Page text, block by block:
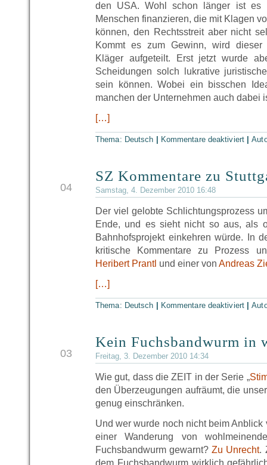
den USA. Wohl schon länger ist es
Menschen finanzieren, die mit Klagen
können, den Rechtsstreit aber nicht
Kommt es zum Gewinn, wird dieser
Kläger aufgeteilt. Erst jetzt wurde
Scheidungen solch lukrative
sein können. Wobei ein bisschen
manchen der Unternehmen auch dabei
[…]
Thema: Deutsch Kommentare deaktiviert|
04
SZ Kommentare zu
Samstag, 4. Dezember 2010 16:48
Der viel gelobte Schlichtungsprozess
Ende, und es sieht nicht so aus, als
Bahnhofsprojekt einkehren würde. In
kritische Kommentare zu Prozess
Heribert Prantl und einer von Andreas
[…]
Thema: Deutsch Kommentare deaktiviert|
03
Kein Fuchsbandwurm in
Freitag, 3. Dezember 2010 14:34
Wie gut, dass die ZEIT in der Serie „
den Überzeugungen aufräumt, die
genug einschränken.
Und wer wurde noch nicht beim
einer Wanderung von
Fuchsbandwurm gewarnt?Zu Unrecht.
dem Fuchsbandwurm wirklich